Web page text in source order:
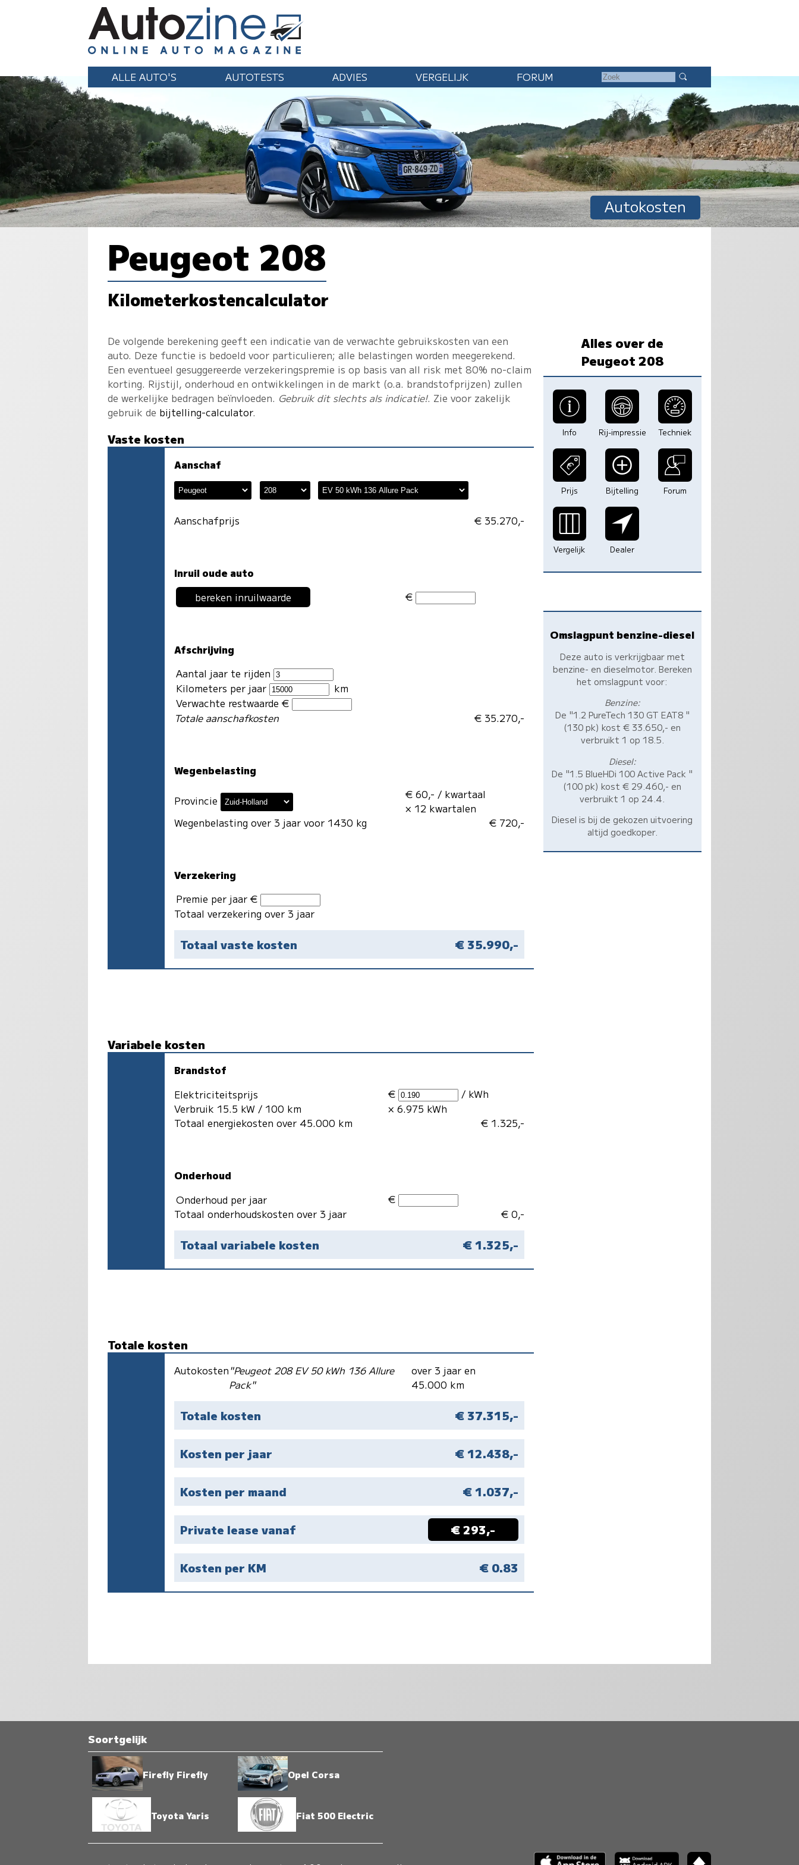
ALLE AUTO'S AUTOTESTS ADVIES VERGELIJK FORUM
Autokosten
Peugeot 208
Kilometerkostencalculator
De volgende berekening geeft een indicatie van de verwachte gebruikskosten van een
auto. Deze functie is bedoeld voor particulieren; alle belastingen worden meegerekend.
Een eventueel gesuggereerde verzekeringspremie is op basis van all risk met 80% no-claim
korting. Rijstijl, onderhoud en ontwikkelingen in de markt (o.a. brandstofprijzen) zullen
de werkelijke bedragen beïnvloeden. Gebruik dit slechts als indicatie!. Zie voor zakelijk
gebruik de bijtelling-calculator.
Vaste kosten
Aanschaf
Aanschafprijs € 35.270,-
Inruil oude auto
bereken inruilwaarde
€
Afschrijving
Aantal jaar te rijden
Kilometers per jaar
km
Verwachte restwaarde €
Totale aanschafkosten
€ 35.270,-
Wegenbelasting
Provincie
Wegenbelasting over 3 jaar voor 1430 kg
€ 60,- / kwartaal
× 12 kwartalen
€ 720,-
Verzekering
Premie per jaar €
Totaal verzekering over 3 jaar
Totaal vaste kosten € 35.990,-
Variabele kosten
Brandstof
Elektriciteitsprijs
Verbruik 15.5 kW / 100 km
Totaal energiekosten over 45.000 km
€
/ kWh
× 6.975 kWh
€ 1.325,-
Onderhoud
Onderhoud per jaar
Totaal onderhoudskosten over 3 jaar
€
€ 0,-
Totaal variabele kosten € 1.325,-
Totale kosten
Autokosten"Peugeot 208 EV 50 kWh 136 Allure
Pack"
over 3 jaar en
45.000 km
Totale kosten € 37.315,-
Kosten per jaar € 12.438,-
Kosten per maand € 1.037,-
Private lease vanaf € 293,-
Kosten per KM € 0.83
Alles over de
Peugeot 208
Info Rij-impressie Techniek
Prijs Bijtelling Forum
Vergelijk Dealer
Omslagpunt benzine-diesel
Deze auto is verkrijgbaar met
benzine- en dieselmotor. Bereken
het omslagpunt voor:
Benzine:
De "1.2 PureTech 130 GT EAT8 "
(130 pk) kost € 33.650,- en
verbruikt 1 op 18.5.
Diesel:
De "1.5 BlueHDi 100 Active Pack "
(100 pk) kost € 29.460,- en
verbruikt 1 op 24.4.
Diesel is bij de gekozen uitvoering
altijd goedkoper.
Soortgelijk
Firefly Firefly Opel Corsa
Toyota Yaris Fiat 500 Electric